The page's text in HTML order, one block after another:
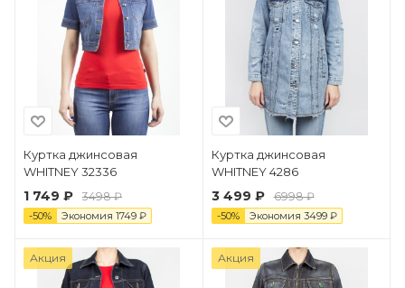
Куртка джинсовая
WHITNEY 32336
1 749 ₽ 3498 ₽
-50% Экономия 1749 ₽
Куртка джинсовая
WHITNEY 4286
3 499 ₽ 6998 ₽
-50% Экономия 3499₽
Акция Акция